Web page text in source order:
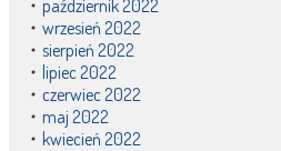
październik 2022
wrzesień 2022
sierpień 2022
lipiec 2022
czerwiec 2022
maj 2022
kwiecień 2022